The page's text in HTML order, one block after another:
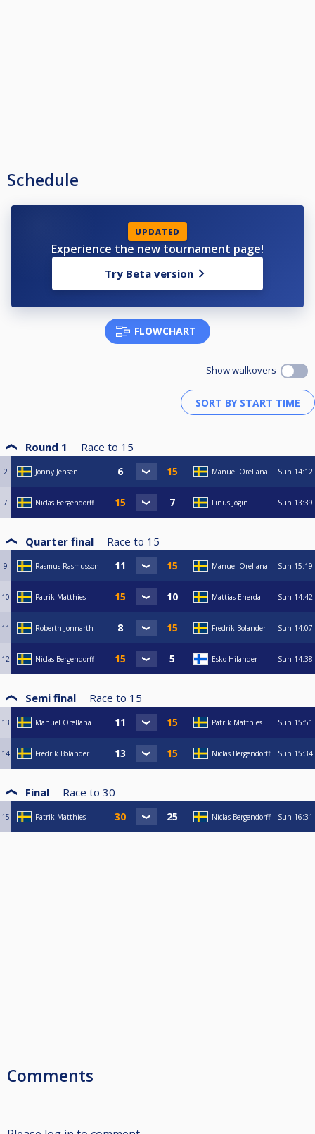
Schedule
UPDATED
Experience the new tournament page!
Try Beta version
FLOWCHART
Show walkovers
Round 1 Race to 15
2 Jonny Jensen Manuel Orellana Sun 14:12
7 Niclas Bergendorff Linus Jogin Sun 13:39
Quarter final Race to 15
9 Rasmus Rasmusson Manuel Orellana Sun 15:19
10 Patrik Matthies Mattias Enerdal Sun 14:42
11 Roberth Jonnarth Fredrik Bolander Sun 14:07
12 Niclas Bergendorff Esko Hilander Sun 14:38
Semi final Race to 15
13 Manuel Orellana Patrik Matthies Sun 15:51
14 Fredrik Bolander Niclas Bergendorff Sun 15:34
Final Race to 30
15 Patrik Matthies Niclas Bergendorff Sun 16:31
Comments